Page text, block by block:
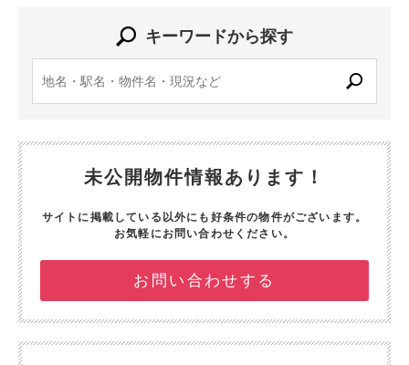
キーワードから探す
未公開物件情報あります！
サイトに掲載している以外にも好条件の物件がございます。
お気軽にお問い合わせください。
お問い合わせする